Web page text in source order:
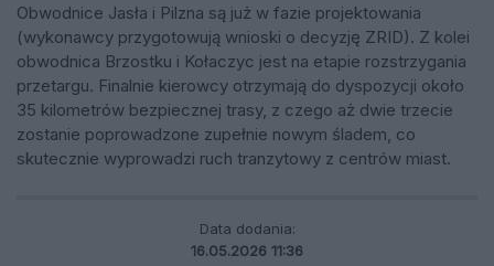
Obwodnice Jasła i Pilzna są już w fazie projektowania
(wykonawcy przygotowują wnioski o decyzję ZRID). Z kolei
obwodnica Brzostku i Kołaczyc jest na etapie rozstrzygania
przetargu. Finalnie kierowcy otrzymają do dyspozycji około
35 kilometrów bezpiecznej trasy, z czego aż dwie trzecie
zostanie poprowadzone zupełnie nowym śladem, co
skutecznie wyprowadzi ruch tranzytowy z centrów miast.
Data dodania:
16.05.2026 11:36